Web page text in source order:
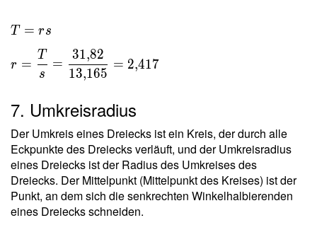
74\degree 44'30"
T = rs \
\\ r =
\dfrac{
T }{ s }
\dfrac{
31{,}82
}{
13{,}165
} =
2{,}417
T = rs
r =
s
T
=
13,165
31,82
= 2,417
7. Umkreisradius
Der Umkreis eines Dreiecks ist ein Kreis, der durch alle
Eckpunkte des Dreiecks verläuft, und der Umkreisradius
eines Dreiecks ist der Radius des Umkreises des
Dreiecks. Der Mittelpunkt (Mittelpunkt des Kreises) ist der
Punkt, an dem sich die senkrechten Winkelhalbierenden
eines Dreiecks schneiden.